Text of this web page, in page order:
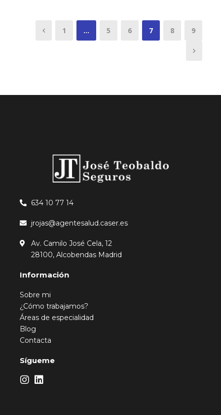
1 … 5 6 7 8 9
634 10 77 14
jrojas@agentesalud.caser.es
Av. Camilo José Cela, 12
28100, Alcobendas Madrid
Información
Sobre mi
¿Cómo trabajamos?
Áreas de especialidad
Blog
Contacta
Sígueme